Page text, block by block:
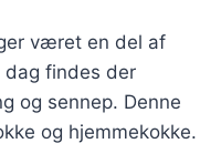
været en del af
dag findes der
og sennep. Denne
og hjemmekokke.